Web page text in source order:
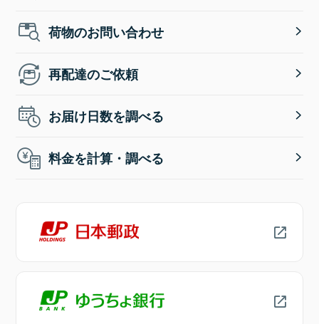
荷物のお問い合わせ
再配達のご依頼
お届け日数を調べる
料金を計算・調べる